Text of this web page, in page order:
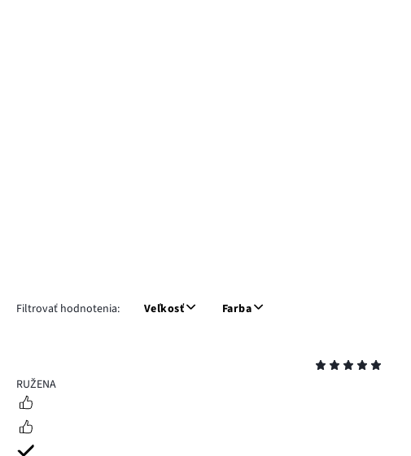
Filtrovať hodnotenia: Veľkosť Farba
5
RUŽENA